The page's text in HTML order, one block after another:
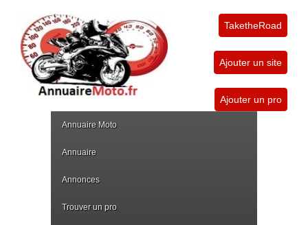
TaketheRoad
Ajouter un site
Ajouter un pro
Annuaire Moto
Annuaire
Annonces
Trouver un pro